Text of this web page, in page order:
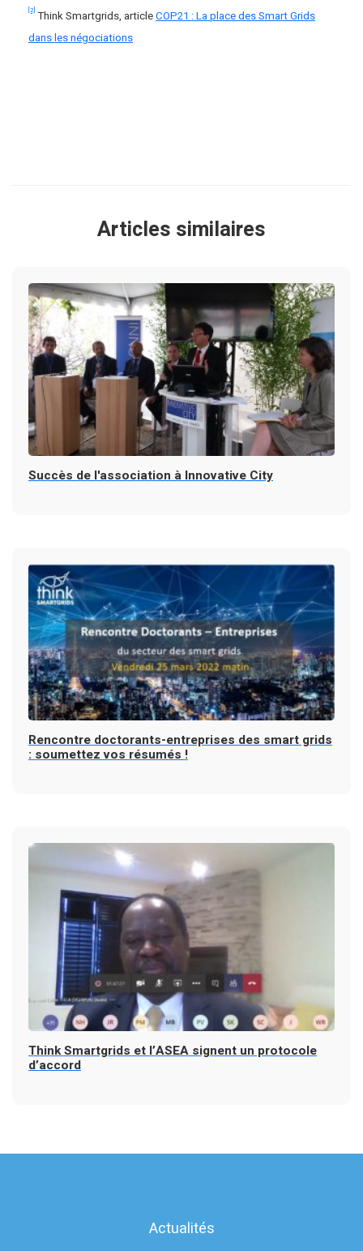
[2] Think Smartgrids, articleCOP21 : La place des Smart Grids
dans les négociations
Articles similaires
Succès de l'association à Innovative City
Rencontre doctorants-entreprises des smart grids
: soumettez vos résumés !
Think Smartgrids et l’ASEA signent un protocole
d’accord
Actualités